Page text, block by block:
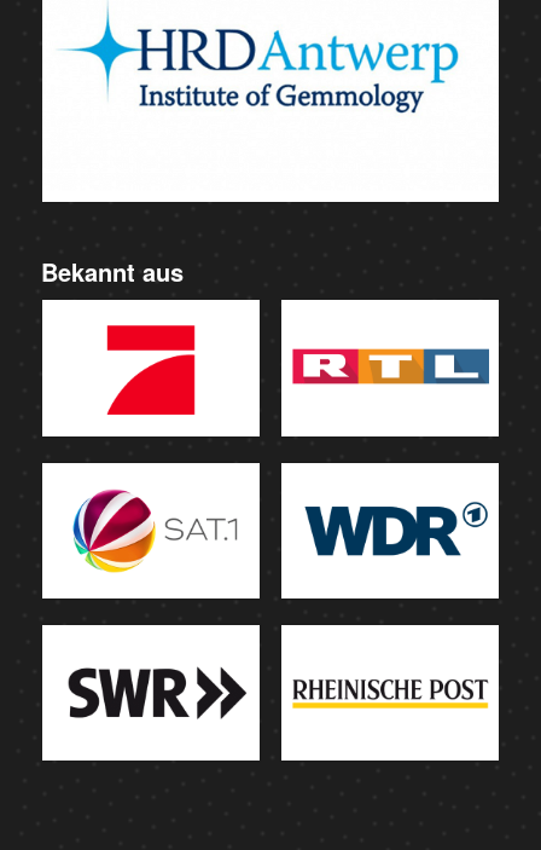
Bekannt aus